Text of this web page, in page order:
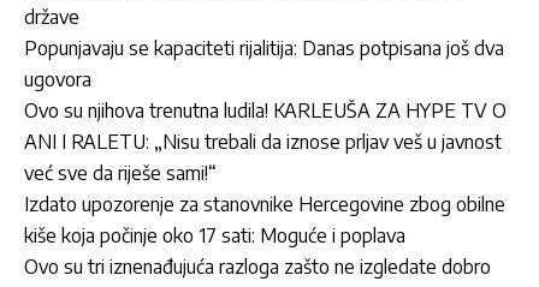
države
Popunjavaju se kapaciteti rijalitija: Danas potpisana još dva
ugovora
Ovo su njihova trenutna ludila! KARLEUŠA ZA HYPE TV O
ANI I RALETU: „Nisu trebali da iznose prljav veš u javnost
već sve da riješe sami!“
Izdato upozorenje za stanovnike Hercegovine zbog obilne
kiše koja počinje oko 17 sati: Moguće i poplava
Ovo su tri iznenađujuća razloga zašto ne izgledate dobro